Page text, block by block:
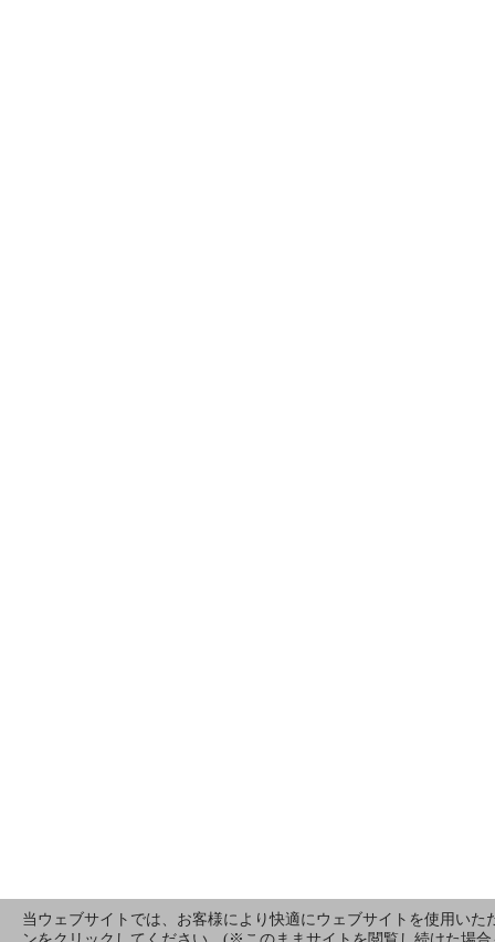
当ウェブサイトでは、お客様により快適にウェブサイトを使用い